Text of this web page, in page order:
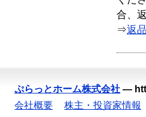
合、
⇒返
ぷらっとホーム株式会社 —
会社概要
株主・投資家情報